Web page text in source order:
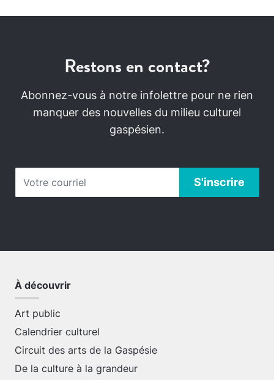
Restons en contact?
Abonnez-vous à notre infolettre pour ne rien
manquer des nouvelles du milieu culturel
gaspésien.
À découvrir
Art public
Calendrier culturel
Circuit des arts de la Gaspésie
De la culture à la grandeur